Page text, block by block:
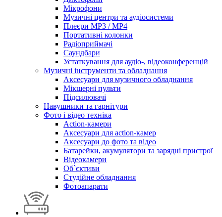
Мікрофони
Музичні центри та аудіосистеми
Плеєри MP3 / MP4
Портативні колонки
Радіоприймачі
Саундбари
Устаткування для аудіо-, відеоконференцій
Музичні інструменти та обладнання
Аксесуари для музичного обладнання
Мікшерні пульти
Підсилювачі
Навушники та гарнітури
Фото і відео техніка
Action-камери
Аксесуари для action-камер
Аксесуари до фото та відео
Батарейки, акумулятори та зарядні пристрої
Відеокамери
Об`єктиви
Студійне обладнання
Фотоапарати